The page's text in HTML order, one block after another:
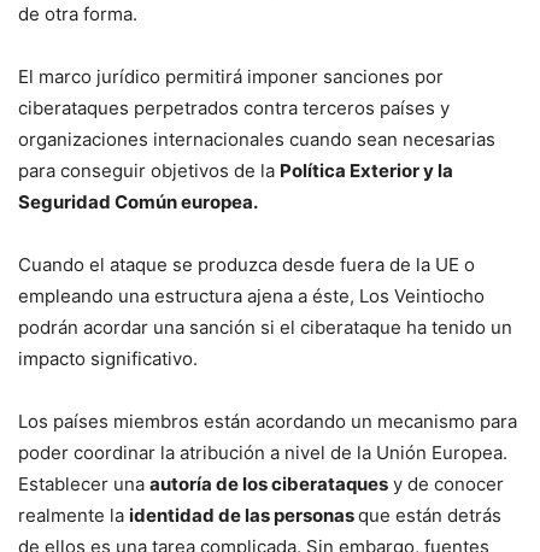
de otra forma.
El marco jurídico permitirá imponer sanciones por
ciberataques perpetrados contra terceros países y
organizaciones internacionales cuando sean necesarias
para conseguir objetivos de la Política Exterior y la
Seguridad Común europea.
Cuando el ataque se produzca desde fuera de la UE o
empleando una estructura ajena a éste, Los Veintiocho
podrán acordar una sanción si el ciberataque ha tenido un
impacto significativo.
Los países miembros están acordando un mecanismo para
poder coordinar la atribución a nivel de la Unión Europea.
Establecer una autoría de los ciberataques y de conocer
realmente la identidad de las personasque están detrás
de ellos es una tarea complicada. Sin embargo, fuentes